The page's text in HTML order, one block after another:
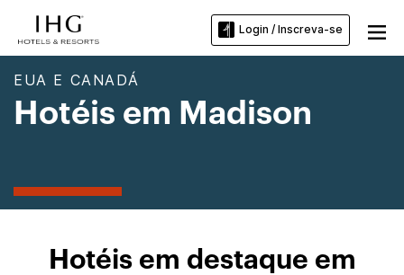
Login / Inscreva-se
EUA E CANADÁ
Hotéis em Madison
Hotéis em destaque em